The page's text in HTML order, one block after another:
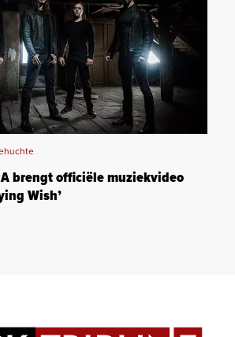
brengt officiële muziekvideo
Wish’